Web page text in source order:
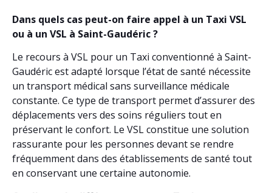
Dans quels cas peut-on faire appel à un Taxi VSL
ou à un VSL à Saint-Gaudéric ?
Le recours à VSL pour un Taxi conventionné à Saint-
Gaudéric est adapté lorsque l’état de santé nécessite
un transport médical sans surveillance médicale
constante. Ce type de transport permet d’assurer des
déplacements vers des soins réguliers tout en
préservant le confort. Le VSL constitue une solution
rassurante pour les personnes devant se rendre
fréquemment dans des établissements de santé tout
en conservant une certaine autonomie.